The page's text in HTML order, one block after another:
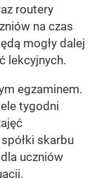
routery
na czas
mogły dalej
lekcyjnych.
egzaminem.
tygodni
skarbu
uczniów